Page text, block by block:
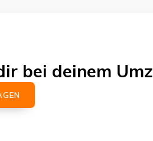
bei deinem